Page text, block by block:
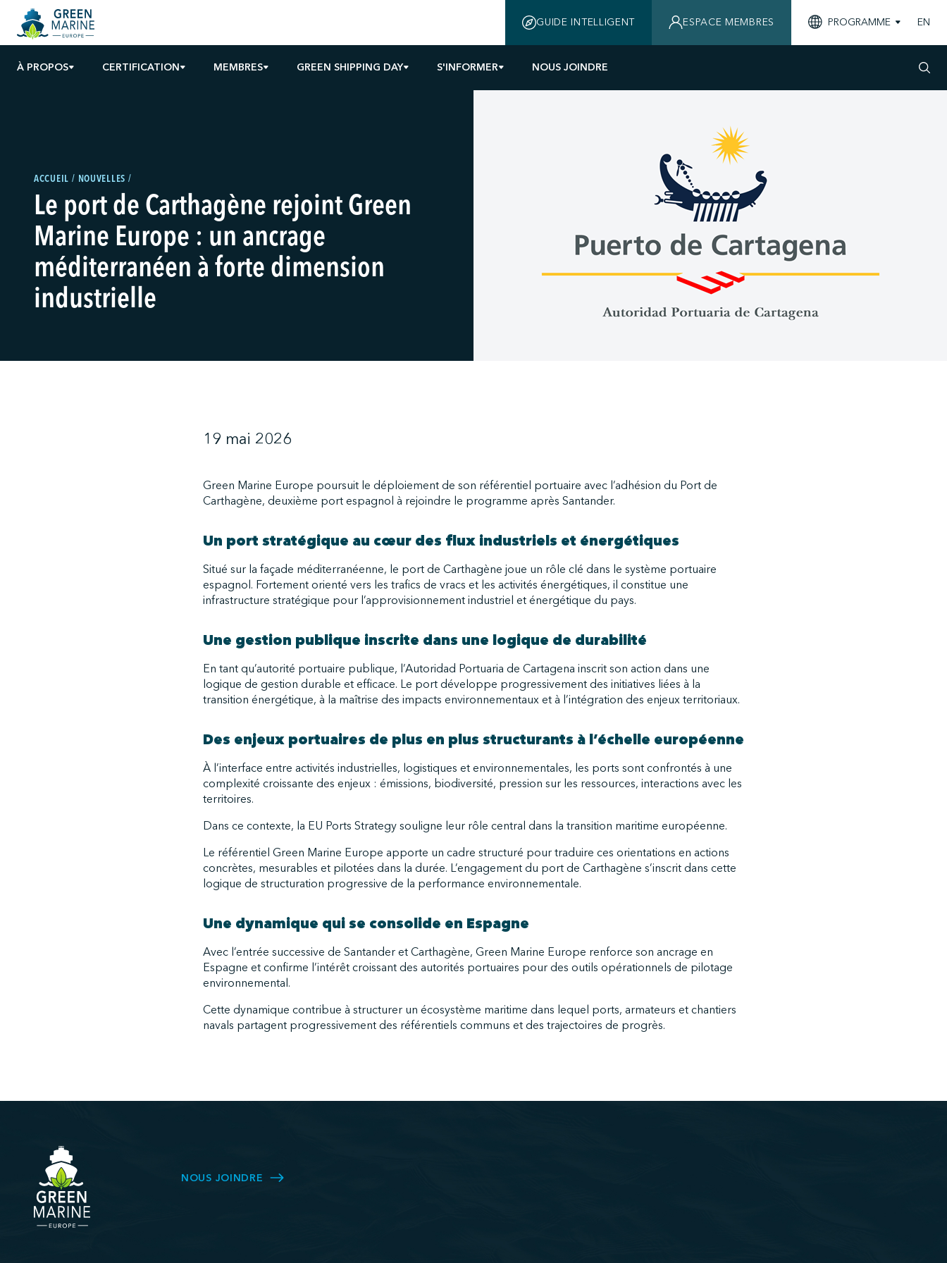
À PROPOS CERTIFICATION MEMBRES GREEN SHIPPING DAY S'INFORMER NOUS JOINDRE
GUIDE INTELLIGENT ESPACE MEMBRES PROGRAMME EN
ACCUEIL NOUVELLES
Le port de Carthagène rejoint Green
Marine Europe : un ancrage
méditerranéen à forte dimension
industrielle
19 mai 2026
Green Marine Europe poursuit le déploiement de son référentiel portuaire avec l’adhésion du Port de
Carthagène, deuxième port espagnol à rejoindre le programme après Santander.
Un port stratégique au cœur des flux industriels et énergétiques
Situé sur la façade méditerranéenne, le port de Carthagène joue un rôle clé dans le système portuaire
espagnol. Fortement orienté vers les trafics de vracs et les activités énergétiques, il constitue une
infrastructure stratégique pour l’approvisionnement industriel et énergétique du pays.
Une gestion publique inscrite dans une logique de durabilité
En tant qu’autorité portuaire publique, l’Autoridad Portuaria de Cartagena inscrit son action dans une
logique de gestion durable et efficace. Le port développe progressivement des initiatives liées à la
transition énergétique, à la maîtrise des impacts environnementaux et à l’intégration des enjeux territoriaux.
Des enjeux portuaires de plus en plus structurants à l’échelle européenne
À l’interface entre activités industrielles, logistiques et environnementales, les ports sont confrontés à une
complexité croissante des enjeux : émissions, biodiversité, pression sur les ressources, interactions avec les
territoires.
Dans ce contexte, la EU Ports Strategy souligne leur rôle central dans la transition maritime européenne.
Le référentiel Green Marine Europe apporte un cadre structuré pour traduire ces orientations en actions
concrètes, mesurables et pilotées dans la durée. L’engagement du port de Carthagène s’inscrit dans cette
logique de structuration progressive de la performance environnementale.
Une dynamique qui se consolide en Espagne
Avec l’entrée successive de Santander et Carthagène, Green Marine Europe renforce son ancrage en
Espagne et confirme l’intérêt croissant des autorités portuaires pour des outils opérationnels de pilotage
environnemental.
Cette dynamique contribue à structurer un écosystème maritime dans lequel ports, armateurs et chantiers
navals partagent progressivement des référentiels communs et des trajectoires de progrès.
NOUS JOINDRE